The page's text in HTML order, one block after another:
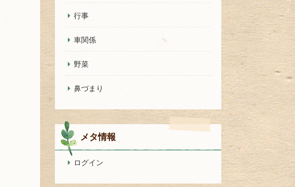
行事
車関係
野菜
鼻づまり
メタ情報
ログイン